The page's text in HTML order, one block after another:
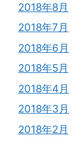
2018年8月
2018年7月
2018年6月
2018年5月
2018年4月
2018年3月
2018年2月